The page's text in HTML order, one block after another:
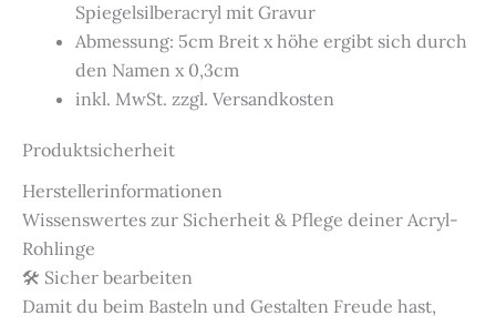
Spiegelsilberacryl mit Gravur
Abmessung: 5cm Breit x höhe ergibt sich durch
den Namen x 0,3cm
inkl. MwSt. zzgl. Versandkosten
Produktsicherheit
Herstellerinformationen
Wissenswertes zur Sicherheit & Pflege deiner Acryl-
Rohlinge
🛠️ Sicher bearbeiten
Damit du beim Basteln und Gestalten Freude hast,